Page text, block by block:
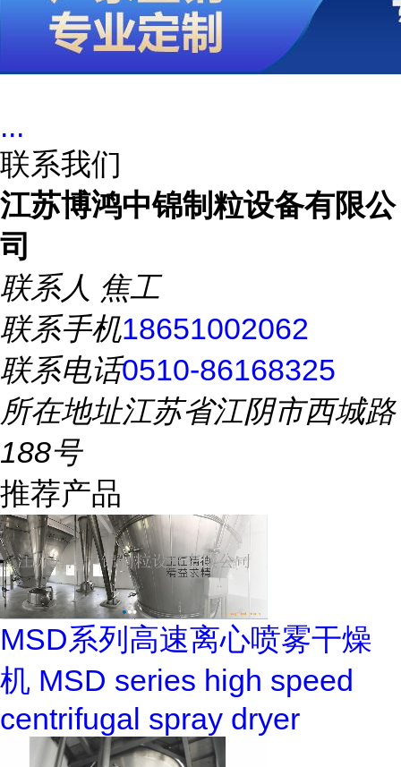
...
联系我们
江苏博鸿中锦制粒设备有限公
司
联系人 焦工
联系手机18651002062
联系电话0510-86168325
所在地址江苏省江阴市西城路
188号
推荐产品
MSD系列高速离心喷雾干燥
机 MSD series high speed
centrifugal spray dryer